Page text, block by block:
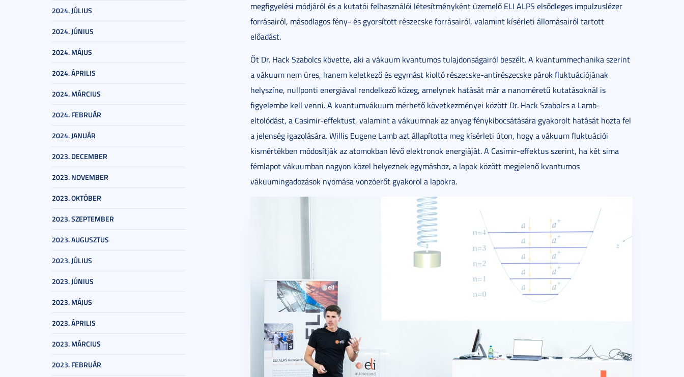
2024. JÚLIUS
2024. JÚNIUS
2024. MÁJUS
2024. ÁPRILIS
2024. MÁRCIUS
2024. FEBRUÁR
2024. JANUÁR
2023. DECEMBER
2023. NOVEMBER
2023. OKTÓBER
2023. SZEPTEMBER
2023. AUGUSZTUS
2023. JÚLIUS
2023. JÚNIUS
2023. MÁJUS
2023. ÁPRILIS
2023. MÁRCIUS
2023. FEBRUÁR
megfigyelési módjáról és a kutatói felhasználói létesítményként üzemelő ELI ALPS elsődleges impulzuslézer
forrásairól, másodlagos fény- és gyorsított részecske forrásairól, valamint kísérleti állomásairól tartott
előadást.
Őt Dr. Hack Szabolcs követte, aki a vákuum kvantumos tulajdonságairól beszélt. A kvantummechanika szerint
a vákuum nem üres, hanem keletkező és egymást kioltó részecske-antirészecske párok fluktuációjának
helyszíne, nullponti energiával rendelkező közeg, amelynek hatását már a nanoméretű kutatásoknál is
figyelembe kell venni. A kvantumvákuum mérhető következményei között Dr. Hack Szabolcs a Lamb-
eltolódást, a Casimir-effektust, valamint a vákuumnak az anyag fénykibocsátására gyakorolt hatását hozta fel
a jelenség igazolására. Willis Eugene Lamb azt állapította meg kísérleti úton, hogy a vákuum fluktuációi
kismértékben módosítják az atomokban lévő elektronok energiáját. A Casimir-effektus szerint, ha két sima
fémlapot vákuumban nagyon közel helyeznek egymáshoz, a lapok között megjelenő kvantumos
vákuumingadozások nyomása vonzóerőt gyakorol a lapokra.